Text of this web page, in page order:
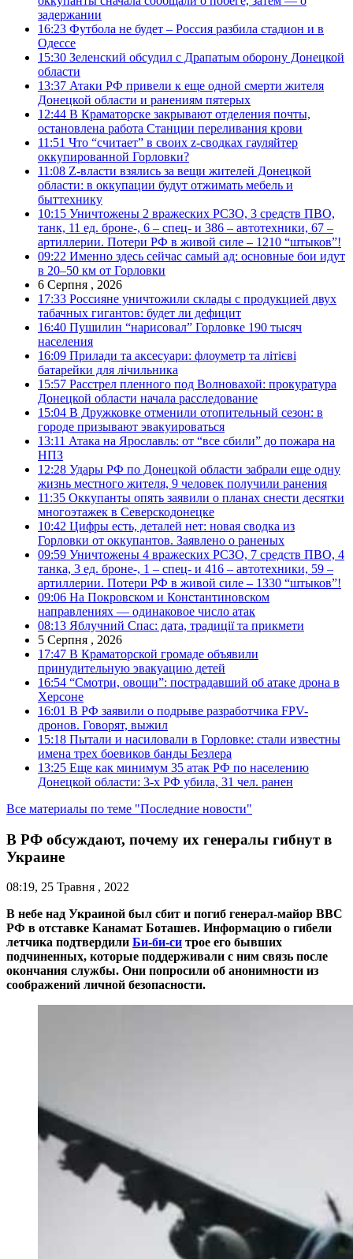
задержании
16:23 Футбола не будет – Россия разбила стадион и в
Одессе
15:30 Зеленский обсудил с Драпатым оборону Донецкой
области
13:37 Атаки РФ привели к еще одной смерти жителя
Донецкой области и ранениям пятерых
12:44 В Краматорске закрывают отделения почты,
остановлена работа Станции переливания крови
11:51 Что “считает” в своих z-сводках гауляйтер
оккупированной Горловки?
11:08 Z-власти взялись за вещи жителей Донецкой
области: в оккупации будут отжимать мебель и
быттехнику
10:15 Уничтожены 2 вражеских РСЗО, 3 средств ПВО,
танк, 11 ед. броне-, 6 – спец- и 386 – автотехники, 67 –
артиллерии. Потери РФ в живой силе – 1210 “штыков”!
09:22 Именно здесь сейчас самый ад: основные бои идут
в 20–50 км от Горловки
6 Серпня , 2026
17:33 Россияне уничтожили склады с продукцией двух
табачных гигантов: будет ли дефицит
16:40 Пушилин “нарисовал” Горловке 190 тысяч
населения
16:09 Прилади та аксесуари: флоуметр та літієві
батарейки для лічильника
15:57 Расстрел пленного под Волновахой: прокуратура
Донецкой области начала расследование
15:04 В Дружковке отменили отопительный сезон: в
городе призывают эвакуироваться
13:11 Атака на Ярославль: от “все сбили” до пожара на
НПЗ
12:28 Удары РФ по Донецкой области забрали еще одну
жизнь местного жителя, 9 человек получили ранения
11:35 Оккупанты опять заявили о планах снести десятки
многоэтажек в Северскодонецке
10:42 Цифры есть, деталей нет: новая сводка из
Горловки от оккупантов. Заявлено о раненых
09:59 Уничтожены 4 вражеских РСЗО, 7 средств ПВО, 4
танка, 3 ед. броне-, 1 – спец- и 416 – автотехники, 59 –
артиллерии. Потери РФ в живой силе – 1330 “штыков”!
09:06 На Покровском и Константиновском
направлениях — одинаковое число атак
08:13 Яблучний Спас: дата, традиції та прикмети
5 Серпня , 2026
17:47 В Краматорской громаде объявили
принудительную эвакуацию детей
16:54 “Смотри, овощи”: пострадавший об атаке дрона в
Херсоне
16:01 В РФ заявили о подрыве разработчика FPV-
дронов. Говорят, выжил
15:18 Пытали и насиловали в Горловке: стали известны
имена трех боевиков банды Безлера
13:25 Еще как минимум 35 атак РФ по населению
Донецкой области: 3-х РФ убила, 31 чел. ранен
Все материалы по теме "Последние новости"
В РФ обсуждают, почему их генералы гибнут в
Украине
08:19, 25 Травня , 2022
В небе над Украиной был сбит и погиб генерал-майор ВВС
РФ в отставке Канамат Боташев. Информацию о гибели
летчика подтвердили Би-би-си трое его бывших
подчиненных, которые поддерживали с ним связь после
окончания службы. Они попросили об анонимности из
соображений личной безопасности.